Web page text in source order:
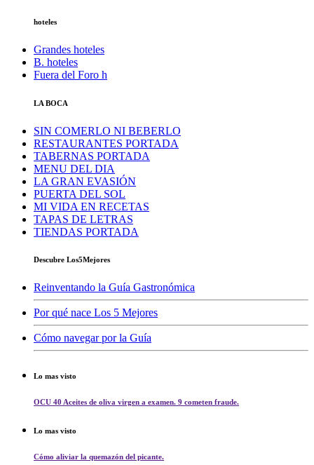
hoteles
Grandes hoteles
B. hoteles
Fuera del Foro h
LA BOCA
SIN COMERLO NI BEBERLO
RESTAURANTES PORTADA
TABERNAS PORTADA
MENU DEL DIA
LA GRAN EVASIÓN
PUERTA DEL SOL
MI VIDA EN RECETAS
TAPAS DE LETRAS
TIENDAS PORTADA
Descubre Los5Mejores
Reinventando la Guía Gastronómica
Por qué nace Los 5 Mejores
Cómo navegar por la Guía
Lo mas visto
OCU 40 Aceites de oliva virgen a examen. 9 cometen fraude.
Lo mas visto
Cómo aliviar la quemazón del picante.